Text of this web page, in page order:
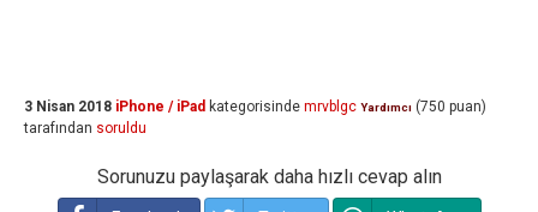
3 Nisan 2018 iPhone / iPad kategorisinde mrvblgc Yardımcı (750 puan)
tarafından soruldu
Sorunuzu paylaşarak daha hızlı cevap alın